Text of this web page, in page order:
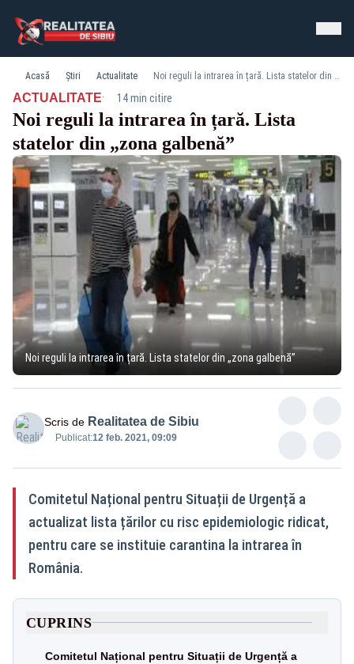
Acasă Știri Actualitate Noi reguli la intrarea în țară. Lista statelor din „zona galbenă”
ACTUALITATE· 14 min citire
Noi reguli la intrarea în țară. Lista
statelor din „zona galbenă”
Noi reguli la intrarea în țară. Lista statelor din „zona galbenă”
Scris de Realitatea de Sibiu
Publicat:12 feb. 2021, 09:09
Comitetul Național pentru Situații de Urgență a
actualizat lista țărilor cu risc epidemiologic ridicat,
pentru care se instituie carantina la intrarea în
România.
CUPRINS
Comitetul Național pentru Situații de Urgență a